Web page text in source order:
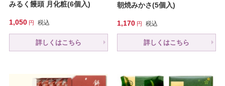
みるく饅頭 月化粧(6個入)
1,050 税込
詳しくはこちら
朝焼みかさ(5個入)
1,170 税込
詳しくはこちら